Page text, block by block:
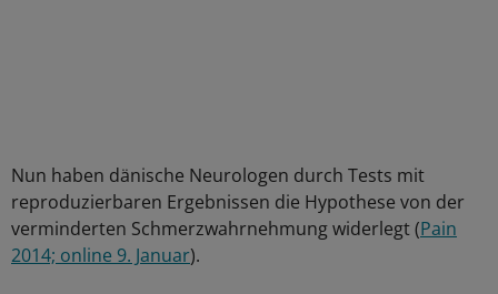
Nun haben dänische Neurologen durch Tests mit
reproduzierbaren Ergebnissen die Hypothese von der
verminderten Schmerzwahrnehmung widerlegt (Pain
2014; online 9. Januar).